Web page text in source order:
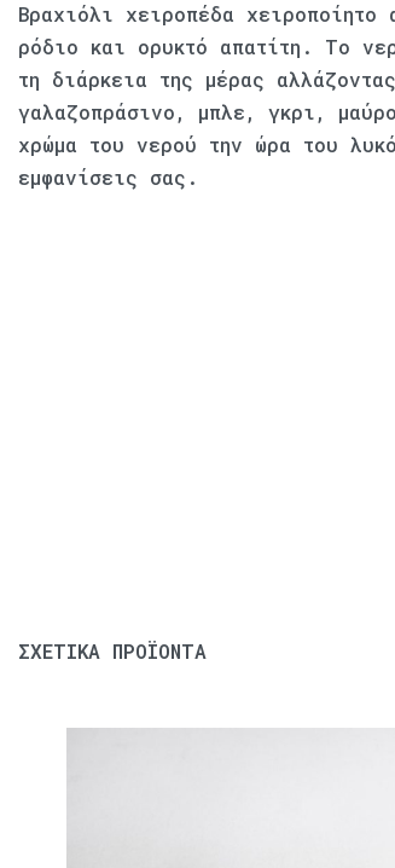
Βραχιόλι χειροπέδα
ρόδιο και ορυκτό απατίτη. Το
τη διάρκεια της μέρας
γαλαζοπράσινο, μπλε, γκρι,
χρώμα του νερού την ώρα του
εμφανίσεις σας.
ΣΧΕΤΙΚΆ ΠΡΟΪΌΝΤΑ